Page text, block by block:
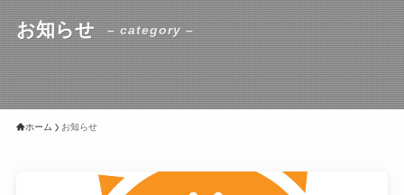
お知らせ – category –
ホーム お知らせ